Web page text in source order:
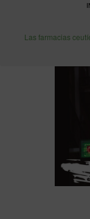
Las farmacias